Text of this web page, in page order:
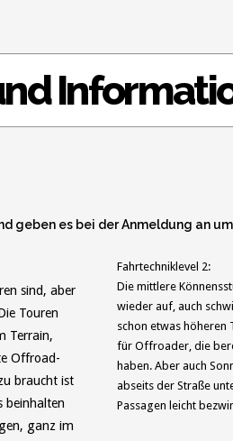
geben es bei der Anmeldung an
sind, aber
Touren
Terrain,
Offroad-
braucht ist
beinhalten
ganz im
Fahrtechniklevel 2:
Die mittlere
wieder auf, auch
schon etwas höheren
für Offroader, die
haben. Aber auch
abseits der Straße
Passagen leicht